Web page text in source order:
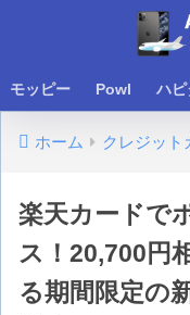
モッピー Powl ハピ
ホーム クレジット
楽天カードで
ス！20,700円
る期間限定の